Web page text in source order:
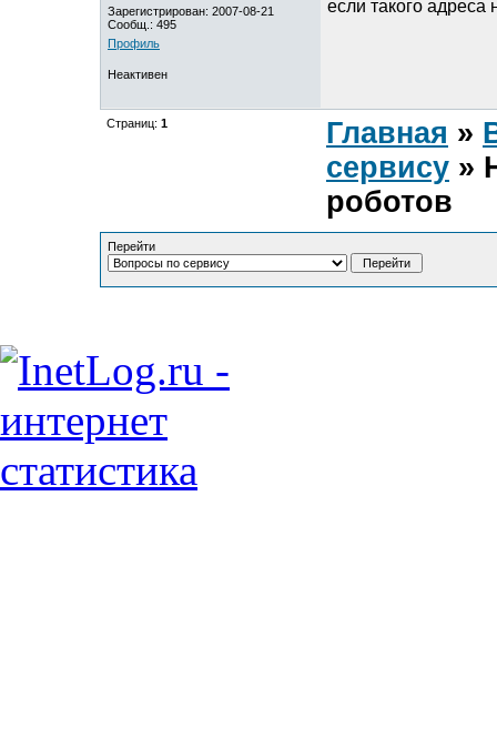
Зарегистрирован: 2007-08-21
Сообщ.: 495
Профиль
если такого адреса
Неактивен
Страниц: 1 Главная »
сервису »
роботов
Перейти